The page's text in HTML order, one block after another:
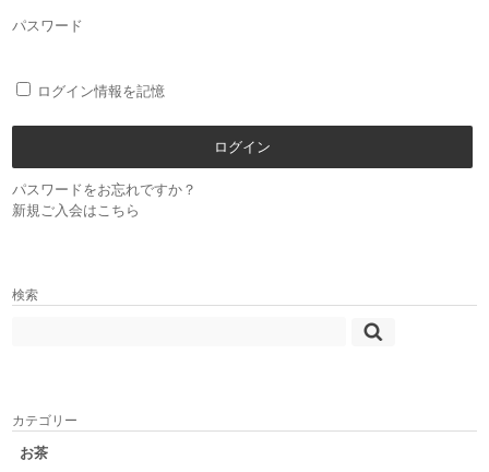
パスワード
ログイン情報を記憶
パスワードをお忘れですか？
新規ご入会はこちら
検索
カテゴリー
お茶